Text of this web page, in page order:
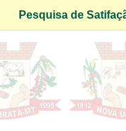
Pesquisa de